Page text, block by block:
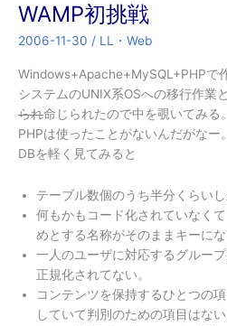
WAMP初挑戦
2006-11-30 / LL・Web
Windows+Apache+MySQL+PHPで
システムのUNIX系OSへの移行作業
られ命じられたので中を覗いてみる。
PHPは使ったことがないんだがなー。
DBを軽く見てみると
テーブル数個のうち半分くらい
何もかもコード化されていなく
めとする名称がそのままキーにな
一人のユーザに対応するグルー
正規化されてない。
コンテンツを保持するひとつの
していて判別のための項目はない